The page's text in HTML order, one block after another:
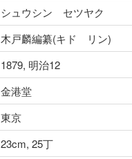
シュウシン セツヤク
木戸麟編纂(キド リン)
1879, 明治12
金港堂
東京
23cm, 25丁